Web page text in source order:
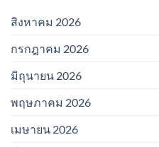
สิงหาคม 2026
กรกฎาคม 2026
มิถุนายน 2026
พฤษภาคม 2026
เมษายน 2026